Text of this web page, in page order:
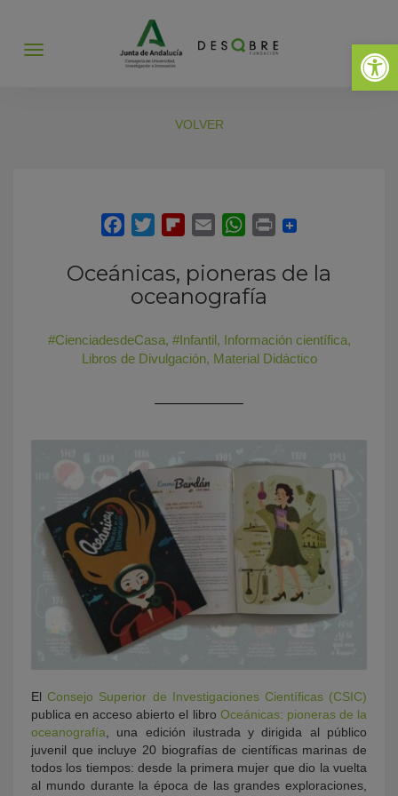
Abrir
Abrir
VOLVER
Oceánicas, pioneras de la
oceanografía
#CienciadesdeCasa, #Infantil, Información científica,
Libros de Divulgación, Material Didáctico
ElConsejo Superior de Investigaciones Científicas (CSIC)
publica en acceso abierto el libro Oceánicas: pioneras de la
oceanografía , una edición ilustrada y dirigida al público
juvenil que incluye 20 biografías de científicas marinas de
todos los tiempos: desde la primera mujer que dio la vuelta
al mundo durante la época de las grandes exploraciones,